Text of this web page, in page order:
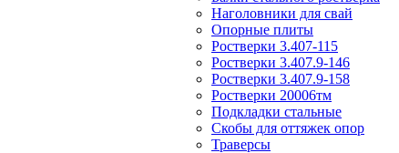
Наголовники для свай
Опорные плиты
Ростверки 3.407-115
Ростверки 3.407.9-146
Ростверки 3.407.9-158
Ростверки 20006тм
Подкладки стальные
Скобы для оттяжек опор
Траверсы